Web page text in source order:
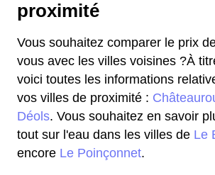
proximité
Vous souhaitez comparer le prix
vous avec les villes voisines ?À
voici toutes les informations
vos villes de proximité :
Déols. Vous souhaitez en savoir
tout sur l'eau dans les villes de Le
encore Le Poinçonnet.